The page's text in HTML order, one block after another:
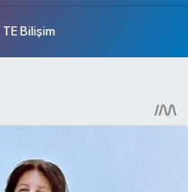
TE Bilişim